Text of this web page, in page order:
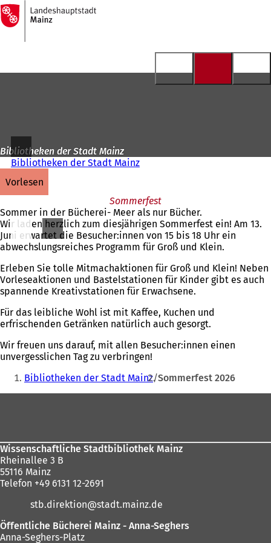
Inhalt anspringen
Zur
Startseite
Bibliotheken der Stadt Mainz
Bibliotheken der Stadt Mainz
vorlesen
Sommerfest
Sommer in der Bücherei- Meer als nur Bücher.
Wir laden herzlich zum diesjährigen Sommerfest ein! Am 13.
Juni erwartet die Besucher:innen von 15 bis 18 Uhr ein
abwechslungsreiches Programm für Groß und Klein.
Erleben Sie tolle Mitmachaktionen für Groß und Klein! Neben
Vorleseaktionen und Bastelstationen für Kinder gibt es auch
spannende Kreativstationen für Erwachsene.
Für das leibliche Wohl ist mit Kaffee, Kuchen und
erfrischenden Getränken natürlich auch gesorgt.
Wir freuen uns darauf, mit allen Besucher:innen einen
unvergesslichen Tag zu verbringen!
Sie
befinden
Bibliotheken der Stadt Mainz Sommerfest 2026
Wissenschaftliche Stadtbibliothek Mainz
Rheinallee 3 B
55116 Mainz
Telefon +49 6131 12-2691
stb.direktion
stadt.mainz de
Öffentliche Bücherei Mainz - Anna-Seghers
Anna-Seghers-Platz